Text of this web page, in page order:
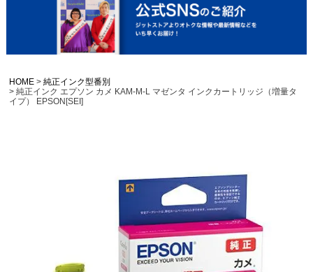
HOME
純正インク型番別
純正インク エプソン カメ KAM-M-L マゼンタ インクカートリッジ（増量タ
イプ） EPSON[SEI]